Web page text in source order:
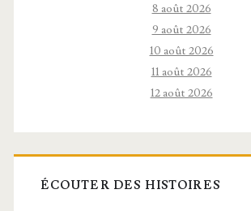
8 août 2026
9 août 2026
10 août 2026
11 août 2026
12 août 2026
ÉCOUTER DES HISTOIRES